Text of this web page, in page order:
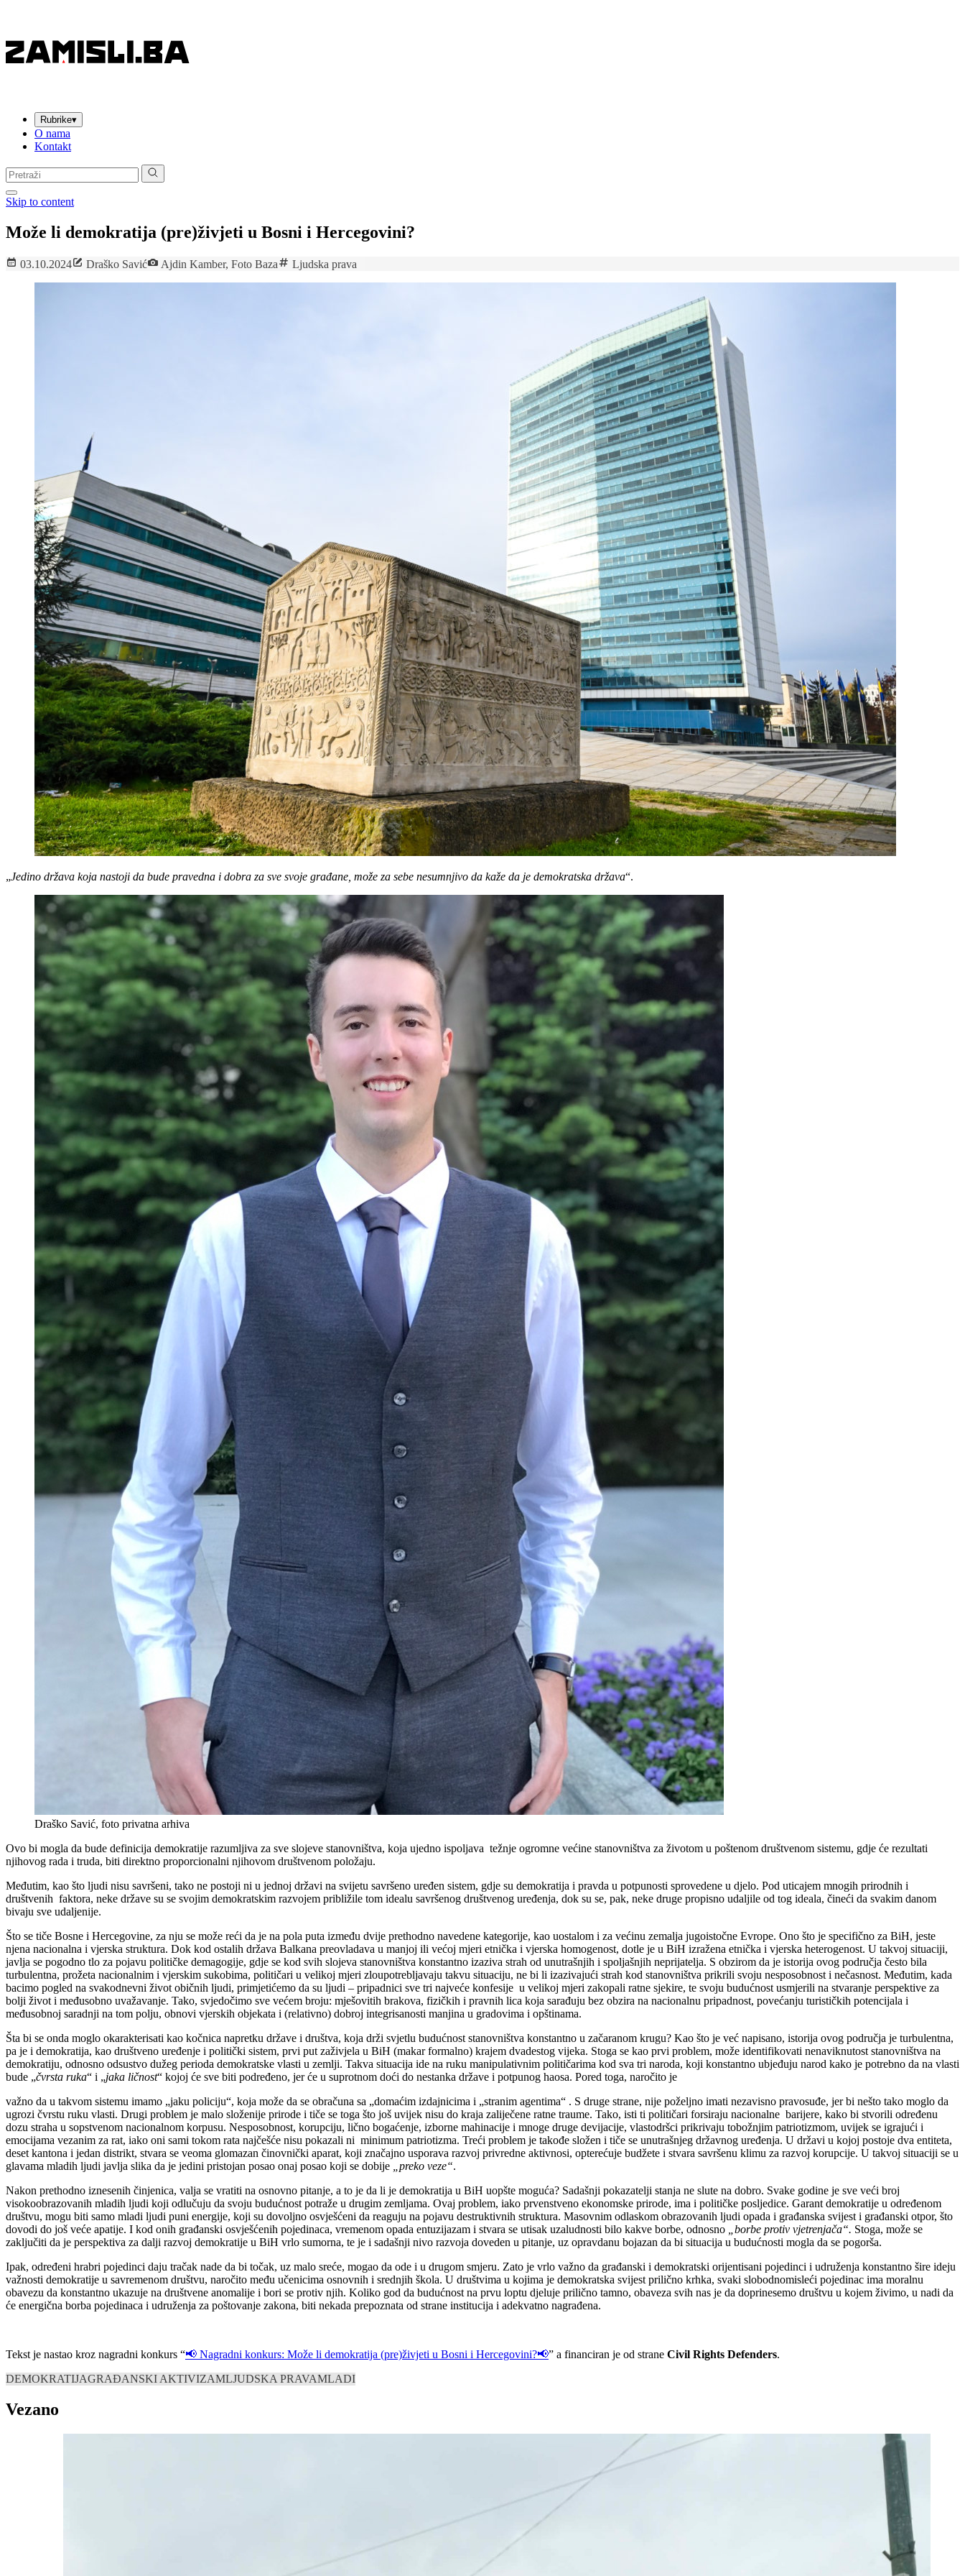
Rubrike▾
O nama
Kontakt
Pretraga:
Skip to content
Može li demokratija (pre)živjeti u Bosni i Hercegovini?
03.10.2024 Draško Savić Ajdin Kamber, Foto Baza Ljudska prava
„Jedino država koja nastoji da bude pravedna i dobra za sve svoje građane, može za sebe nesumnjivo da kaže da je demokratska država“.
Draško Savić, foto privatna arhiva
Ovo bi mogla da bude definicija demokratije razumljiva za sve slojeve stanovništva, koja ujedno ispoljava težnje ogromne većine stanovništva za životom u poštenom društvenom sistemu, gdje će rezultati
njihovog rada i truda, biti direktno proporcionalni njihovom društvenom položaju.
Međutim, kao što ljudi nisu savršeni, tako ne postoji ni u jednoj državi na svijetu savršeno uređen sistem, gdje su demokratija i pravda u potpunosti sprovedene u djelo. Pod uticajem mnogih prirodnih i
društvenih faktora, neke države su se svojim demokratskim razvojem približile tom idealu savršenog društvenog uređenja, dok su se, pak, neke druge propisno udaljile od tog ideala, čineći da svakim danom
bivaju sve udaljenije.
Što se tiče Bosne i Hercegovine, za nju se može reći da je na pola puta između dvije prethodno navedene kategorije, kao uostalom i za većinu zemalja jugoistočne Evrope. Ono što je specifično za BiH, jeste
njena nacionalna i vjerska struktura. Dok kod ostalih država Balkana preovladava u manjoj ili većoj mjeri etnička i vjerska homogenost, dotle je u BiH izražena etnička i vjerska heterogenost. U takvoj situaciji,
javlja se pogodno tlo za pojavu političke demagogije, gdje se kod svih slojeva stanovništva konstantno izaziva strah od unutrašnjih i spoljašnjih neprijatelja. S obzirom da je istorija ovog područja često bila
turbulentna, prožeta nacionalnim i vjerskim sukobima, političari u velikoj mjeri zloupotrebljavaju takvu situaciju, ne bi li izazivajući strah kod stanovništva prikrili svoju nesposobnost i nečasnost. Međutim, kada
bacimo pogled na svakodnevni život običnih ljudi, primjetićemo da su ljudi – pripadnici sve tri najveće konfesije u velikoj mjeri zakopali ratne sjekire, te svoju budućnost usmjerili na stvaranje perspektive za
bolji život i međusobno uvažavanje. Tako, svjedočimo sve većem broju: mješovitih brakova, fizičkih i pravnih lica koja sarađuju bez obzira na nacionalnu pripadnost, povećanju turističkih potencijala i
međusobnoj saradnji na tom polju, obnovi vjerskih objekata i (relativno) dobroj integrisanosti manjina u gradovima i opštinama.
Šta bi se onda moglo okarakterisati kao kočnica napretku države i društva, koja drži svjetlu budućnost stanovništva konstantno u začaranom krugu? Kao što je već napisano, istorija ovog područja je turbulentna,
pa je i demokratija, kao društveno uređenje i politički sistem, prvi put zaživjela u BiH (makar formalno) krajem dvadestog vijeka. Stoga se kao prvi problem, može identifikovati nenaviknutost stanovništva na
demokratiju, odnosno odsustvo dužeg perioda demokratske vlasti u zemlji. Takva situacija ide na ruku manipulativnim političarima kod sva tri naroda, koji konstantno ubjeđuju narod kako je potrebno da na vlasti
bude „čvrsta ruka“ i „jaka ličnost“ kojoj će sve biti podređeno, jer će u suprotnom doći do nestanka države i potpunog haosa. Pored toga, naročito je
važno da u takvom sistemu imamo „jaku policiju“, koja može da se obračuna sa „domaćim izdajnicima i „stranim agentima“ . S druge strane, nije poželjno imati nezavisno pravosuđe, jer bi nešto tako moglo da
ugrozi čvrstu ruku vlasti. Drugi problem je malo složenije prirode i tiče se toga što još uvijek nisu do kraja zaliječene ratne traume. Tako, isti ti političari forsiraju nacionalne barijere, kako bi stvorili određenu
dozu straha u sopstvenom nacionalnom korpusu. Nesposobnost, korupciju, lično bogaćenje, izborne mahinacije i mnoge druge devijacije, vlastodršci prikrivaju tobožnjim patriotizmom, uvijek se igrajući i
emocijama vezanim za rat, iako oni sami tokom rata najčešće nisu pokazali ni minimum patriotizma. Treći problem je takođe složen i tiče se unutrašnjeg državnog uređenja. U državi u kojoj postoje dva entiteta,
deset kantona i jedan distrikt, stvara se veoma glomazan činovnički aparat, koji značajno usporava razvoj privredne aktivnosi, opterećuje budžete i stvara savršenu klimu za razvoj korupcije. U takvoj situaciji se u
glavama mladih ljudi javlja slika da je jedini pristojan posao onaj posao koji se dobije
„preko veze“.
Nakon prethodno iznesenih činjenica, valja se vratiti na osnovno pitanje, a to je da li je demokratija u BiH uopšte moguća? Sadašnji pokazatelji stanja ne slute na dobro. Svake godine je sve veći broj
visokoobrazovanih mladih ljudi koji odlučuju da svoju budućnost potraže u drugim zemljama. Ovaj problem, iako prvenstveno ekonomske prirode, ima i političke posljedice. Garant demokratije u određenom
društvu, mogu biti samo mladi ljudi puni energije, koji su dovoljno osvješćeni da reaguju na pojavu destruktivnih struktura. Masovnim odlaskom obrazovanih ljudi opada i građanska svijest i građanski otpor, što
dovodi do još veće apatije. I kod onih građanski osvješćenih pojedinaca, vremenom opada entuzijazam i stvara se utisak uzaludnosti bilo kakve borbe, odnosno
„borbe protiv vjetrenjača“. Stoga, može se
zaključiti da je perspektiva za dalji razvoj demokratije u BiH vrlo sumorna, te je i sadašnji nivo razvoja doveden u pitanje, uz opravdanu bojazan da bi situacija u budućnosti mogla da se pogorša.
Ipak, određeni hrabri pojedinci daju tračak nade da bi točak, uz malo sreće, mogao da ode i u drugom smjeru. Zato je vrlo važno da građanski i demokratski orijentisani pojedinci i udruženja konstantno šire ideju
važnosti demokratije u savremenom društvu, naročito među učenicima osnovnih i srednjih škola. U društvima u kojima je demokratska svijest prilično krhka, svaki slobodnomisleći pojedinac ima moralnu
obavezu da konstantno ukazuje na društvene anomalije i bori se protiv njih. Koliko god da budućnost na prvu loptu djeluje prilično tamno, obaveza svih nas je da doprinesemo društvu u kojem živimo, u nadi da
će energična borba pojedinaca i udruženja za poštovanje zakona, biti nekada prepoznata od strane institucija i adekvatno nagrađena.
Tekst je nastao kroz nagradni konkurs “📢 Nagradni konkurs: Može li demokratija (pre)živjeti u Bosni i Hercegovini?📢” a financiran je od strane Civil Rights Defenders.
DEMOKRATIJAGRAĐANSKI AKTIVIZAMLJUDSKA PRAVAMLADI
Vezano